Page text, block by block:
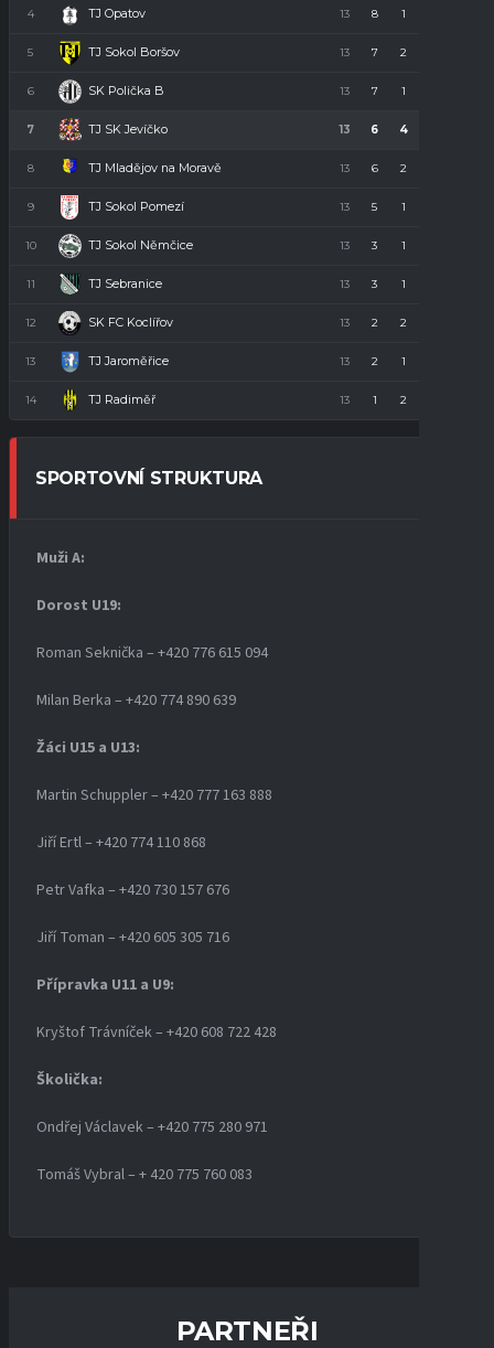
4 TJ Opatov 13 8 1
5 TJ Sokol Boršov 13 7 2
6 SK Polička B 13 7 1
7 TJ SK Jevíčko 13 6 4
8 TJ Mladějov na Moravě 13 6 2
9 TJ Sokol Pomezí 13 5 1
10 TJ Sokol Němčice 13 3 1
11 TJ Sebranice 13 3 1
12 SK FC Koclířov 13 2 2
13 TJ Jaroměřice 13 2 1
14 TJ Radiměř 13 1 2
SPORTOVNÍ STRUKTURA
Muži A:
Dorost U19:
Roman Seknička – +420 776 615 094
Milan Berka – +420 774 890 639
Žáci U15 a U13:
Martin Schuppler – +420 777 163 888
Jiří Ertl – +420 774 110 868
Petr Vafka – +420 730 157 676
Jiří Toman – +420 605 305 716
Přípravka U11 a U9:
Kryštof Trávníček – +420 608 722 428
Školička:
Ondřej Václavek – +420 775 280 971
Tomáš Vybral – + 420 775 760 083
PARTNEŘI